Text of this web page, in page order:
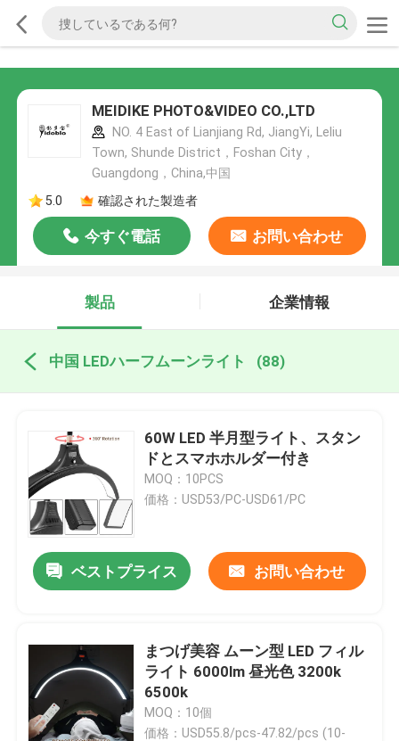
MEIDIKE PHOTO&VIDEO CO.,LTD
NO. 4 East of Lianjiang Rd, JiangYi, Leliu
Town, Shunde District，Foshan City，
Guangdong，China,中国
5.0
確認された製造者
今すぐ電話 お問い合わせ
製品 企業情報
中国 LEDハーフムーンライト (88)
60W LED 半月型ライト、スタン
ドとスマホホルダー付き
MOQ：10PCS
価格：USD53/PC-USD61/PC
ベストプライス お問い合わせ
まつげ美容 ムーン型 LED フィル
ライト 6000lm 昼光色 3200k
6500k
MOQ：10個
価格：USD55.8/pcs-47.82/pcs (10-